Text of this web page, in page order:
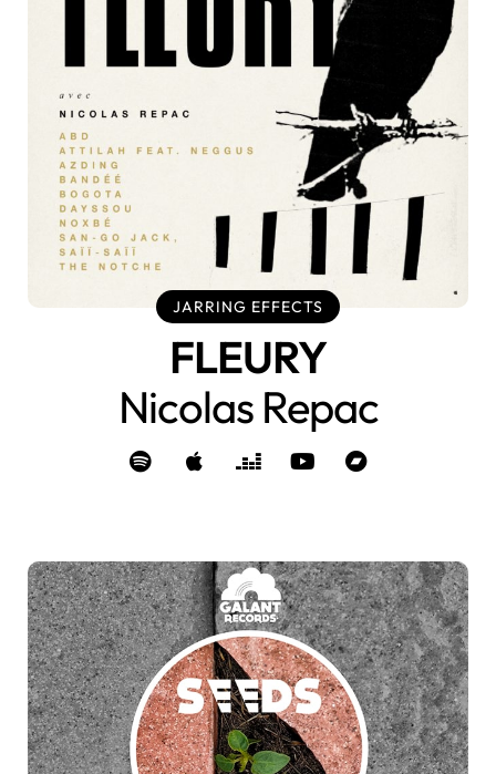
JARRING EFFECTS
FLEURY
Nicolas Repac